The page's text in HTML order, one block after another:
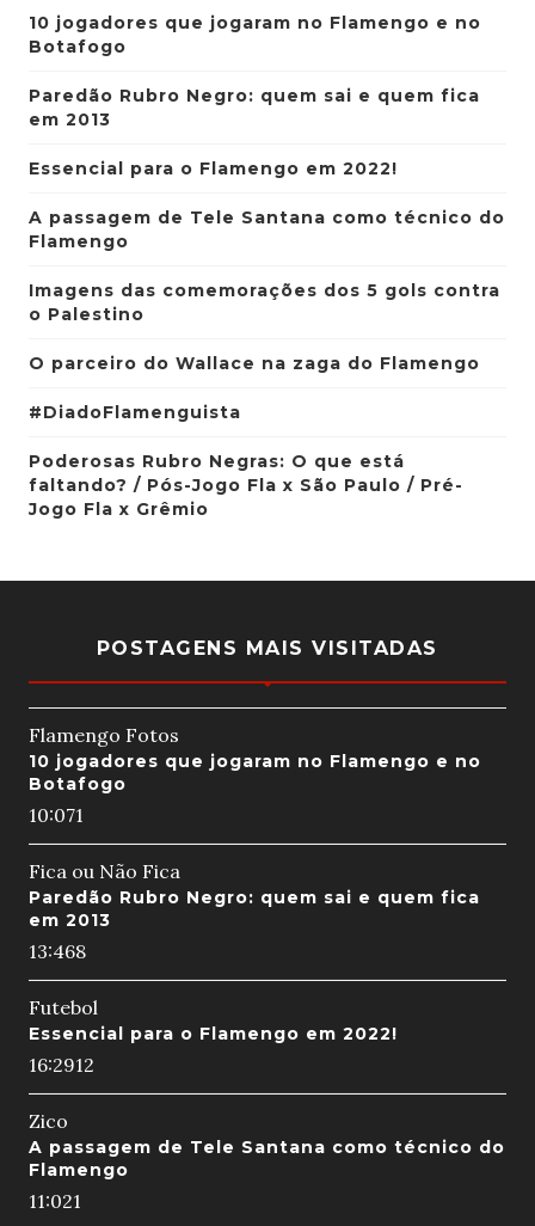
10 jogadores que jogaram no Flamengo e no
Botafogo
Paredão Rubro Negro: quem sai e quem fica
em 2013
Essencial para o Flamengo em 2022!
A passagem de Tele Santana como técnico do
Flamengo
Imagens das comemorações dos 5 gols contra
o Palestino
O parceiro do Wallace na zaga do Flamengo
#DiadoFlamenguista
Poderosas Rubro Negras: O que está
faltando? / Pós-Jogo Fla x São Paulo / Pré-
Jogo Fla x Grêmio
POSTAGENS MAIS VISITADAS
Flamengo Fotos
10 jogadores que jogaram no Flamengo e no
Botafogo
10:071
Fica ou Não Fica
Paredão Rubro Negro: quem sai e quem fica
em 2013
13:468
Futebol
Essencial para o Flamengo em 2022!
16:2912
Zico
A passagem de Tele Santana como técnico do
Flamengo
11:021